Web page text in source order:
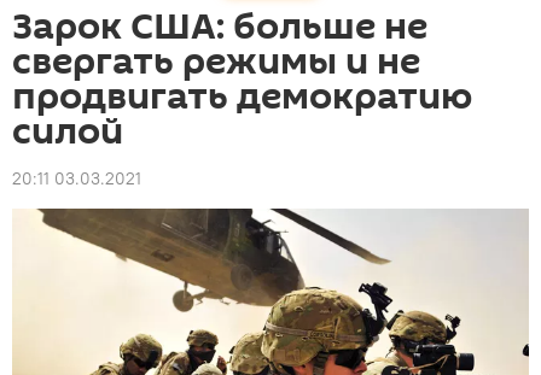
Зарок США: больше не
свергать режимы и не
продвигать демократию
силой
20:11 03.03.2021